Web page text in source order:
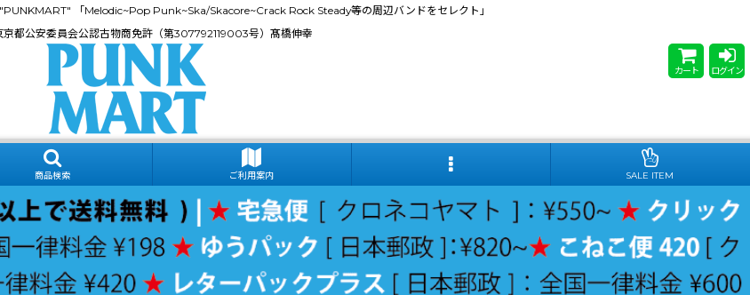
「Melodic~Pop Punk~Ska/Skacore~Crack Rock Steady等の周辺バンドをセレクト」
京都公安委員会公認古物商免許（第307792119003号）髙橋伸幸
カート ログイン
商品検索 ご利用案内 SALE ITEM